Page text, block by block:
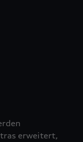
erweitert,